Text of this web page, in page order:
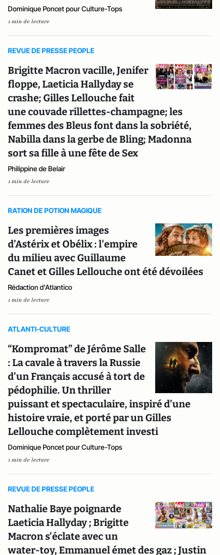
Dominique Poncet pour Culture-Tops
1 min de lecture
REVUE DE PRESSE PEOPLE
Brigitte Macron vacille, Jenifer
floppe, Laeticia Hallyday se
crashe; Gilles Lellouche fait
une couvade rillettes-champagne; les
femmes des Bleus font dans la sobriété,
Nabilla dans la gerbe de Bling; Madonna
sort sa fille à une fête de Sex
Philippine de Belair
1 min de lecture
RATION DE POTION MAGIQUE
Les premières images
d’Astérix et Obélix : l'empire
du milieu avec Guillaume
Canet et Gilles Lellouche ont été dévoilées
Rédaction d'Atlantico
1 min de lecture
ATLANTI-CULTURE
“Kompromat” de Jérôme Salle
: La cavale à travers la Russie
d’un Français accusé à tort de
pédophilie. Un thriller
puissant et spectaculaire, inspiré d’une
histoire vraie, et porté par un Gilles
Lellouche complètement investi
Dominique Poncet pour Culture-Tops
1 min de lecture
REVUE DE PRESSE PEOPLE
Nathalie Baye poignarde
Laeticia Hallyday ; Brigitte
Macron s’éclate avec un
water-toy, Emmanuel émet des gaz ; Justin